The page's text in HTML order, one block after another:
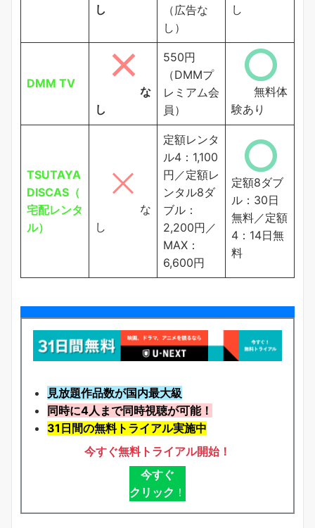
し
（広告な
し）
し
DMM TV
な
し
550円
（DMMプ
レミアム会
員）
無料体
験あり
TSUTAYA
DISCAS（
宅配レンタ
ル）
な
し
定額レンタ
ル4：1,100
円／定額レ
ンタル8ダ
ブル：
2,200円／
MAX：
6,600円
定額8ダブ
ル：30日
無料／定額
4：14日無
料
見放題作品数が国内最大級
同時に4人まで同時視聴が可能！
31日間の無料トライアル実施中
今すぐ無料トライアル開始！
今すぐ
クリック ！